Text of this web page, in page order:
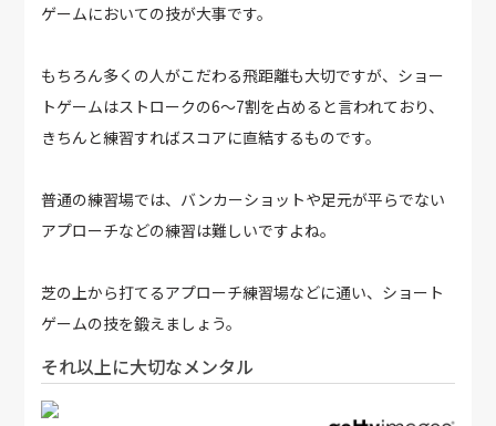
ゲームにおいての技が大事です。
もちろん多くの人がこだわる飛距離も大切ですが、ショー
トゲームはストロークの6～7割を占めると言われており、
きちんと練習すればスコアに直結するものです。
普通の練習場では、バンカーショットや足元が平らでない
アプローチなどの練習は難しいですよね。
芝の上から打てるアプローチ練習場などに通い、ショート
ゲームの技を鍛えましょう。
それ以上に大切なメンタル